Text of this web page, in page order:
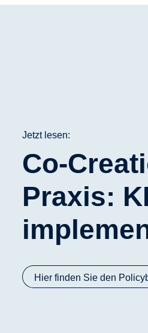
Jetzt lesen:
Co-
Praxis:
Hier finden Sie den